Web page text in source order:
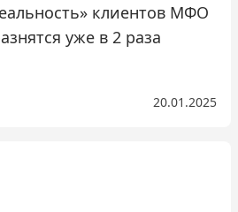
клиентов МФО
уже в 2 раза
20.01.2025